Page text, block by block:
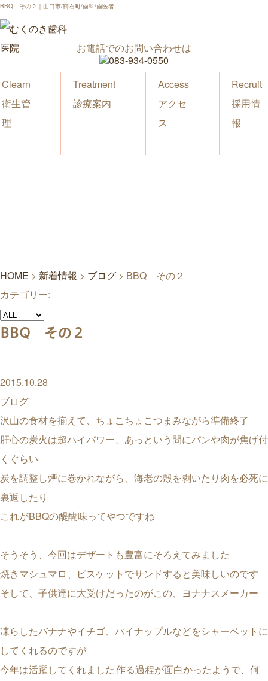
BBQ その２｜山口市/鰐石町/歯科/歯医者
お電話でのお問い合わせは
Clearn
衛生管
理
Treatment
診療案内
Access
アクセ
ス
Recruit
採用情
報
HOME > 新着情報 > ブログ > BBQ その２
カテゴリー:
BBQ その２
2015.10.28
ブログ
沢山の食材を揃えて、ちょこちょこつまみながら準備終了
肝心の炭火は超ハイパワー、あっという間にパンや肉が焦げ付
くぐらい
炭を調整し煙に巻かれながら、海老の殻を剥いたり肉を必死に
裏返したり
これがBBQの醍醐味ってやつですね
そうそう、今回はデザートも豊富にそろえてみました
焼きマシュマロ、ビスケットでサンドすると美味しいのです
そして、子供達に大受けだったのがこの、ヨナナスメーカー
凍らしたバナナやイチゴ、パイナップルなどをシャーベットに
してくれるのですが
今年は活躍してくれました作る過程が面白かったようで、何